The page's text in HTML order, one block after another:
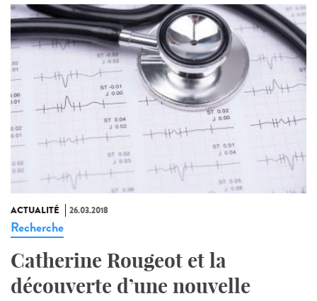
ACTUALITÉ 26.03.2018
Recherche
Catherine Rougeot et la
découverte d’une nouvelle